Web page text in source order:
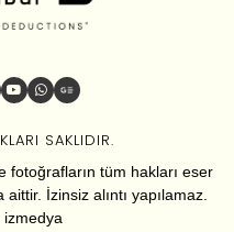
SAKLIDIR.
fotoğrafların tüm hakları eser
İzinsiz alıntı yapılamaz.
izmedya